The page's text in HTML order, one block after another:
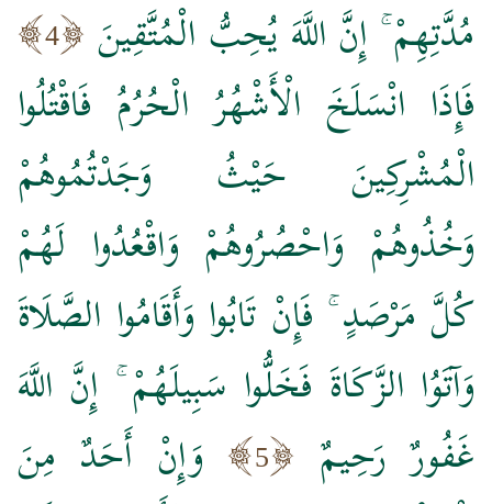
مُدَّتِهِمْ ۚ إِنَّ اللَّهَ يُحِبُّ الْمُتَّقِينَ
4
فَإِذَا انْسَلَخَ الْأَشْهُرُ الْحُرُمُ فَاقْتُلُوا
الْمُشْرِكِينَ حَيْثُ وَجَدْتُمُوهُمْ
وَخُذُوهُمْ وَاحْصُرُوهُمْ وَاقْعُدُوا لَهُمْ
كُلَّ مَرْصَدٍ ۚ فَإِنْ تَابُوا وَأَقَامُوا الصَّلَاةَ
وَآتَوُا الزَّكَاةَ فَخَلُّوا سَبِيلَهُمْ ۚ إِنَّ اللَّهَ
غَفُورٌ رَحِيمٌ
5
وَإِنْ أَحَدٌ مِنَ